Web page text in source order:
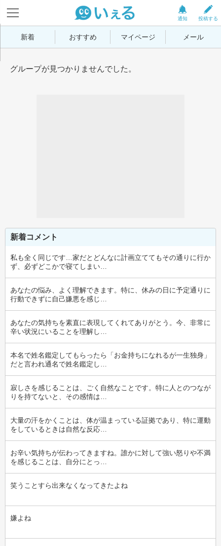
投稿する
通知
新着 おすすめ マイページ メール
グループが見つかりませんでした。
新着コメント
私も全く同じです…家だとどんなに計画立ててもその通りに行か
ず、必ずどこかで寝てしまい…
あなたの悩み、よく理解できます。特に、休みの日に予定通りに
行動できずに自己嫌悪を感じ…
あなたの気持ちを素直に表現してくれてありがとう。今、非常に
辛い状況にいることを理解し…
本名で姓名鑑定してもらったら「お金持ちになれるが一生独身」
だと言われ通名で姓名鑑定し…
寂しさを感じることは、ごく自然なことです。特に人とのつなが
りを持てないと、その感情は…
大量の汗をかくことは、体が温まっている証拠であり、特に運動
をしているときは自然な反応…
お辛い気持ちが伝わってきますね。誰かに対して強い怒りや不満
を感じることは、自分にとっ…
笑うことすら出来なくなってきたよね
嫌よね